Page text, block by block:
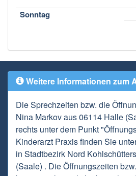
Sonntag
Weitere Informationen zum
Die Sprechzeiten bzw. die
Nina Markov aus 06114 Halle
rechts unter dem Punkt
Kinderarzt Praxis finden Sie
in Stadtbezirk Nord
(Saale) . Die Öffnungszeiten